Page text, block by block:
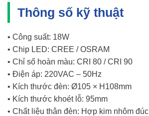
Thông số kỹ thuật
• Công suất: 18W
• Chip LED: CREE / OSRAM
• Chỉ số hoàn màu: CRI 80 / CRI 90
• Điện áp: 220VAC – 50Hz
• Kích thước đèn: Ø105 × H108mm
• Kích thước khoét lỗ: 95mm
• Chất liệu thân đèn: Hợp kim nhôm đúc